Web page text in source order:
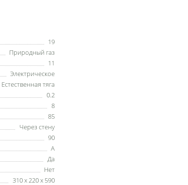
19
Природный газ
11
Электрическое
Естественная тяга
0.2
8
85
Через стену
90
A
Да
Нет
310 x 220 x 590